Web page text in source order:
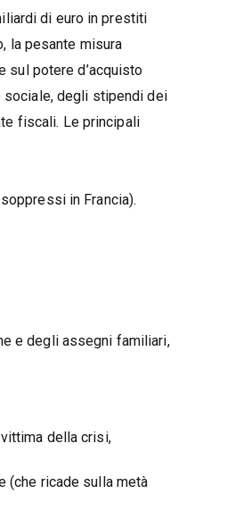
di euro in prestiti
la pesante misura
sul potere d’acquisto
sociale, degli stipendi dei
fiscali. Le principali
in Francia).
e degli assegni familiari,
della crisi,
(che ricade sulla metà